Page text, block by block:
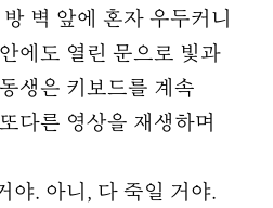
벽 앞에 혼자 우두커니
에도 열린 문으로 빛과
생은 키보드를 계속
다른 영상을 재생하며
. 아니, 다 죽일 거야.